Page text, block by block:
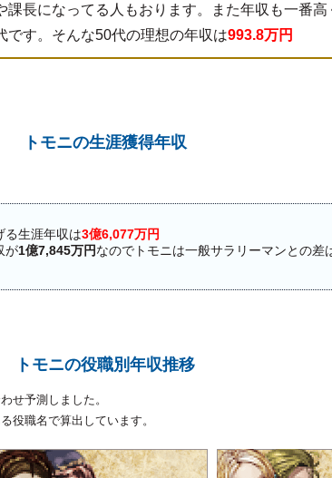
課長になってる人もおります。また年収も一番高
です。そんな50代の理想の年収は993.8万円
トモニの生涯獲得年収
る生涯年収は3億6,077万円
が1億7,845万円なのでトモニは一般サラリーマンとの差
トモニの役職別年収推移
せ予測しました。
役職名で算出しています。